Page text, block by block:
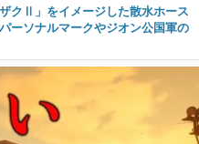
クⅡ」をイメージした散水ホース
ーソナルマークやジオン公国軍の